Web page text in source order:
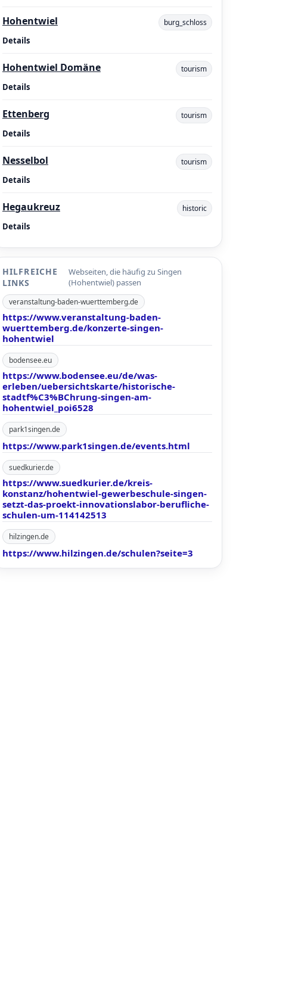
Hohentwiel burg_schloss
Details
Hohentwiel Domäne tourism
Details
Ettenberg tourism
Details
Nesselbol tourism
Details
Hegaukreuz historic
Details
HILFREICHE
LINKS
Webseiten, die häufig zu Singen
(Hohentwiel) passen
veranstaltung-baden-wuerttemberg.de
https://www.veranstaltung-baden-
wuerttemberg.de/konzerte-singen-
hohentwiel
bodensee.eu
https://www.bodensee.eu/de/was-
erleben/uebersichtskarte/historische-
stadtf%C3%BChrung-singen-am-
hohentwiel_poi6528
park1singen.de
https://www.park1singen.de/events.html
suedkurier.de
https://www.suedkurier.de/kreis-
konstanz/hohentwiel-gewerbeschule-singen-
setzt-das-proekt-innovationslabor-berufliche-
schulen-um-114142513
hilzingen.de
https://www.hilzingen.de/schulen?seite=3